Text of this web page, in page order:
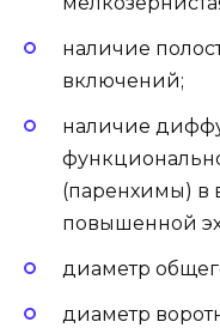
наличие
включений;
наличие
(паренхимы) в
повышенной
диаметр
диаметр